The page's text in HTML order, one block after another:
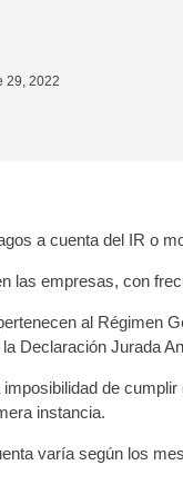
29, 2022
a cuenta del IR o
las empresas, con
al Régimen
Declaración Jurada
imposibilidad de
instancia.
varía según los